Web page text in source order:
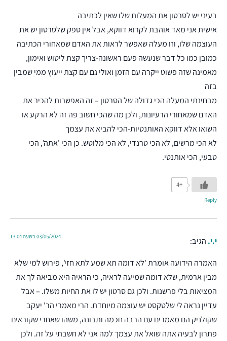
בעיני יש לסרטון את המעלות שלו שאין לכתיבה
אישית אני מאד אוהבת לקרוא דווקא, אבל אין ספק שלסרטון יש את
העוצמה שלו, וזו מעלה שאפשר לראות את האדם שמאחורי הכתיבה
כמובן כמו כל דבר שנעשה פעם ראשונה-צריך קצת ליטוש ואימון,
מאמינה שזה פשוט ייקרה עם הזמן ואולי גם עם קצת ייעוץ ממי שמבין
בזה
מבחינתי המעלה הכי גדולה של הסרטון – זה האפשרות להכיר את
האדם שמאחורי הרעיונות, ולכן מה שהכי חשוב פה זה לא הרקע או
השואו אלא דווקא האותנטיות-הכי להביא את עצמך
לא הכי מרשים, לא הכי טרנדי, לא הכי מלוטש. כן הכי 'אתה', הכי
טבעי, הכי אותנטי.
+4
Reply
י.י. הגיב: 03/05/2024 בשעה 13:04
האמרה הידועה אומרת 'לא דומה תא שמע לתא חזי', פירוש למי שלא
מבין ארמית, שלא דומה שמיעה לראיה, כי הראיה היא מביאה לך את
המציאות בלי פרשנות. ולכן גם סרטון יש לו את החיות משלו. – אבל
עדיין נראה לי שלטקסט יש עוצמה מיוחדת. הרי מאמרי הר' יעקב
שקולניק הם מאמרים עם הרבה חכמה ותבונה, משהו שאחרי שקוראים
פתרון לבעיה אתה שואל את עצמך למה אני לא חשבתי על זה. ולכן